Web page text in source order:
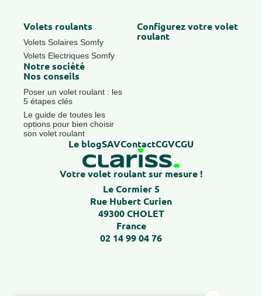
Volets roulants
Volets Solaires Somfy
Volets Electriques Somfy
Configurez votre volet
roulant
Notre société
Nos conseils
Poser un volet roulant : les
5 étapes clés
Le guide de toutes les
options pour bien choisir
son volet roulant
Le blogSAVContactCGVCGU
Votre volet roulant sur mesure !
Le Cormier 5
Rue Hubert Curien
49300 CHOLET
France
02 14 99 04 76